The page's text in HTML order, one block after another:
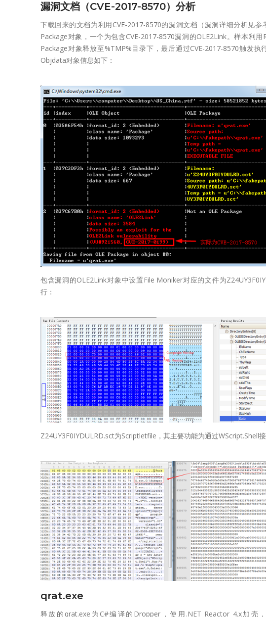
漏洞文档（CVE-2017-8570）分析
下载回来的文档为利用CVE-2017-8570的漏洞文档（漏洞详细分析见
Package对象，一个为包含CVE-2017-8570漏洞的OLE2Link。样本利
Package对象释放至%TMP%目录下，最后通过CVE-2017-8570触发执
Objdata对象信息如下：
包含漏洞的OLE2Link对象中设置File Moniker对应的文件为
行：
Z24UY3F0IYDULRD.sct为Scriptletfile，其主要功能为通过WScript.Shell
qrat.exe
释放的qrat.exe为C#编译的Dropper，使用.NET Reactor 4.x加壳